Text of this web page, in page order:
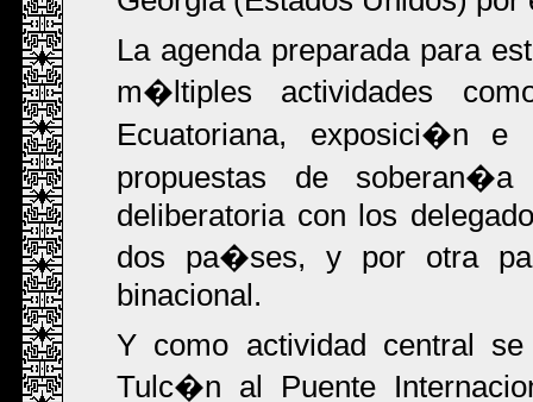
La agenda preparada para
m�ltiples actividades
Ecuatoriana, exposici�n e
propuestas de
deliberatoria con los
dos pa�ses, y por otra
binacional.
Y como actividad central
Tulc�n al Puente